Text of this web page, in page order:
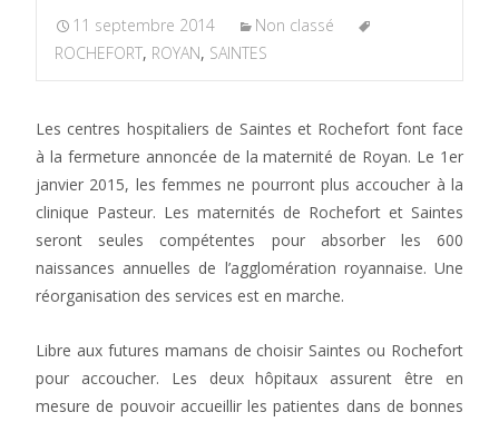
11 septembre 2014
Non classé
ROCHEFORT, ROYAN, SAINTES
Les centres hospitaliers de Saintes et Rochefort font face
à la fermeture annoncée de la maternité de Royan. Le 1er
janvier 2015, les femmes ne pourront plus accoucher à la
clinique Pasteur. Les maternités de Rochefort et Saintes
seront seules compétentes pour absorber les 600
naissances annuelles de l’agglomération royannaise. Une
réorganisation des services est en marche.
Libre aux futures mamans de choisir Saintes ou Rochefort
pour accoucher. Les deux hôpitaux assurent être en
mesure de pouvoir accueillir les patientes dans de bonnes